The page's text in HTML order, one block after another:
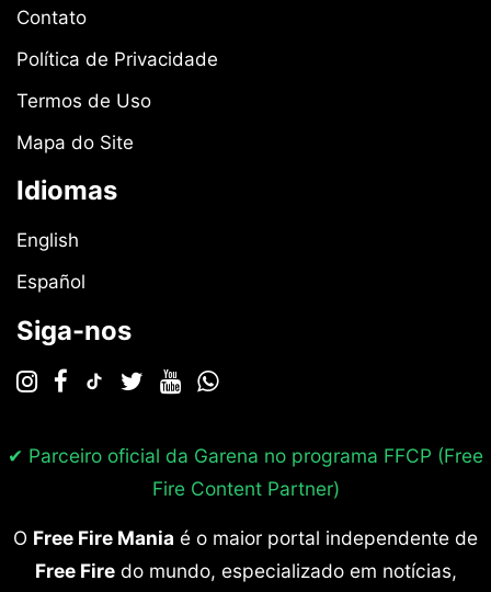
Contato
Política de Privacidade
Termos de Uso
Mapa do Site
Idiomas
English
Español
Siga-nos
✔ Parceiro oficial da Garena no programa FFCP (Free
Fire Content Partner)
O Free Fire Mania é o maior portal independente de
Free Firedo mundo, especializado em notícias,